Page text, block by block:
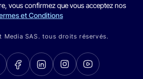
vous confirmez que vous acceptez nos
et Conditions
Media SAS. tous droits réservés.